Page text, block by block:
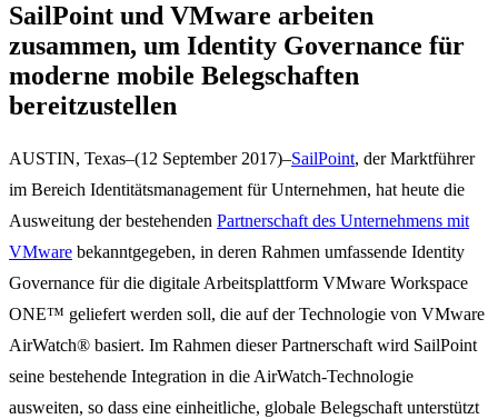
SailPoint und VMware arbeiten
zusammen, um Identity Governance für
moderne mobile Belegschaften
bereitzustellen
AUSTIN, Texas–(12 September 2017)–SailPoint, der Marktführer
im Bereich Identitätsmanagement für Unternehmen, hat heute die
Ausweitung der bestehenden Partnerschaft des Unternehmens mit
VMware bekanntgegeben, in deren Rahmen umfassende Identity
Governance für die digitale Arbeitsplattform VMware Workspace
ONE™ geliefert werden soll, die auf der Technologie von VMware
AirWatch® basiert. Im Rahmen dieser Partnerschaft wird SailPoint
seine bestehende Integration in die AirWatch-Technologie
ausweiten, so dass eine einheitliche, globale Belegschaft unterstützt